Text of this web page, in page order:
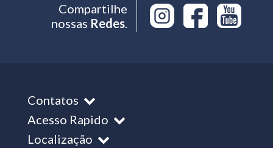
Compartilhe
nossas Redes.
Contatos
Acesso Rapido
Localização